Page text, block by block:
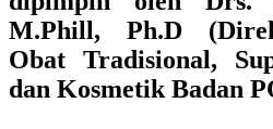
M.Phill, Ph.D
Obat Tradisional,
dan Kosmetik Badan